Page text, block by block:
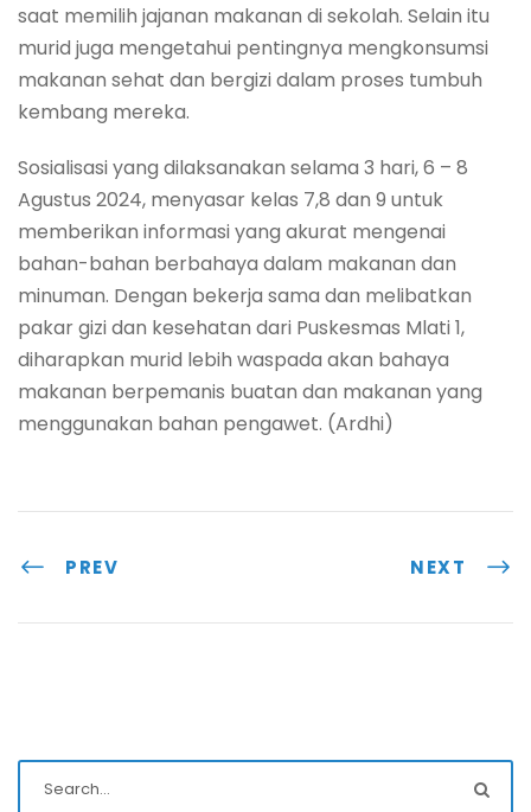
saat memilih jajanan makanan di sekolah. Selain itu
murid juga mengetahui pentingnya mengkonsumsi
makanan sehat dan bergizi dalam proses tumbuh
kembang mereka.
Sosialisasi yang dilaksanakan selama 3 hari, 6 – 8
Agustus 2024, menyasar kelas 7,8 dan 9 untuk
memberikan informasi yang akurat mengenai
bahan-bahan berbahaya dalam makanan dan
minuman. Dengan bekerja sama dan melibatkan
pakar gizi dan kesehatan dari Puskesmas Mlati 1,
diharapkan murid lebih waspada akan bahaya
makanan berpemanis buatan dan makanan yang
menggunakan bahan pengawet. (Ardhi)
PREV NEXT